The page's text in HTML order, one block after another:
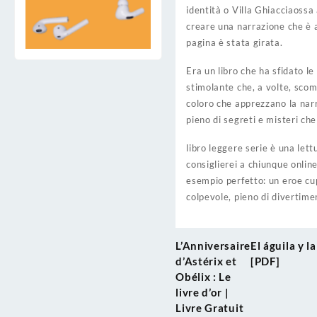
identità o Villa
creare una narrazione che
pagina è stata girata.
Era un libro che ha sfidato
stimolante che, a volte,
coloro che apprezzano la
pieno di segreti e misteri
libro leggere serie è una
consiglierei a chiunque
esempio perfetto: un eroe
colpevole, pieno di
Post
navigation
L’Anniversaire
d’Astérix et
Obélix : Le
livre d’or |
Livre Gratuit
El águila y
[PDF]